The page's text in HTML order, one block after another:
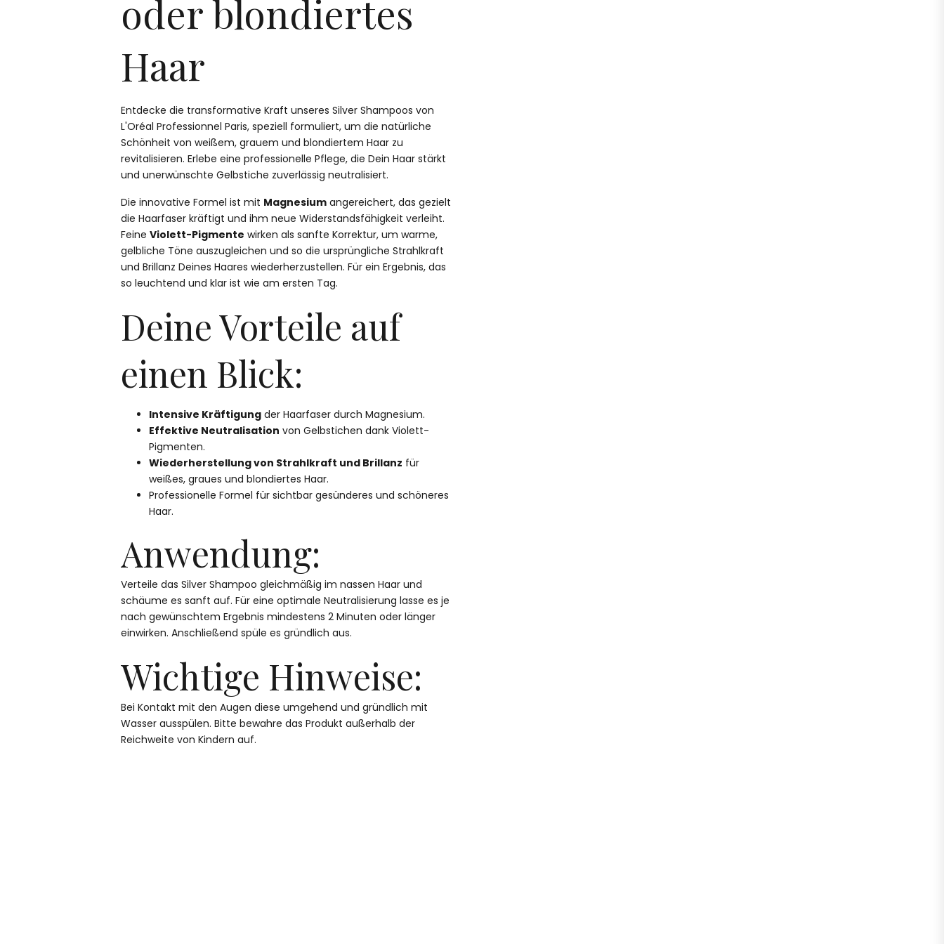
oder blondiertes
Haar
Entdecke die transformative Kraft unseres Silver Shampoos von
L'Oréal Professionnel Paris, speziell formuliert, um die natürliche
Schönheit von weißem, grauem und blondiertem Haar zu
revitalisieren. Erlebe eine professionelle Pflege, die Dein Haar stärkt
und unerwünschte Gelbstiche zuverlässig neutralisiert.
Die innovative Formel ist mit Magnesium angereichert, das gezielt
die Haarfaser kräftigt und ihm neue Widerstandsfähigkeit verleiht.
Feine Violett-Pigmente wirken als sanfte Korrektur, um warme,
gelbliche Töne auszugleichen und so die ursprüngliche Strahlkraft
und Brillanz Deines Haares wiederherzustellen. Für ein Ergebnis, das
so leuchtend und klar ist wie am ersten Tag.
Deine Vorteile auf
einen Blick:
Intensive Kräftigung der Haarfaser durch Magnesium.
Effektive Neutralisation von Gelbstichen dank Violett-
Pigmenten.
Wiederherstellung von Strahlkraft und Brillanz für
weißes, graues und blondiertes Haar.
Professionelle Formel für sichtbar gesünderes und schöneres
Haar.
Anwendung:
Verteile das Silver Shampoo gleichmäßig im nassen Haar und
schäume es sanft auf. Für eine optimale Neutralisierung lasse es je
nach gewünschtem Ergebnis mindestens 2 Minuten oder länger
einwirken. Anschließend spüle es gründlich aus.
Wichtige Hinweise:
Bei Kontakt mit den Augen diese umgehend und gründlich mit
Wasser ausspülen. Bitte bewahre das Produkt außerhalb der
Reichweite von Kindern auf.